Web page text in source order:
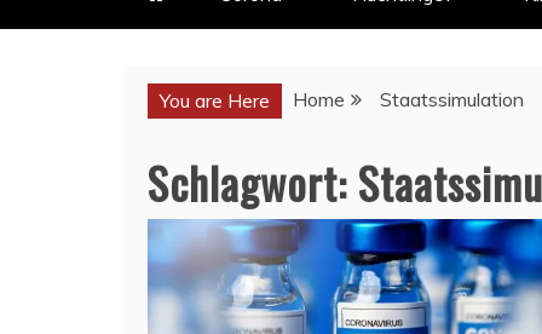
You are Here Home Staatssimulation
Schlagwort: